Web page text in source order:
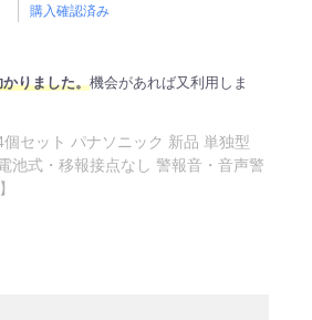
購入確認済み
りました。機会があれば又利用しま
セット パナソニック 新品 単独型
池式・移報接点なし 警報音・音声警